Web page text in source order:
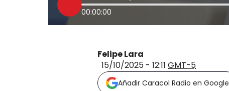
00:00:00
Felipe Lara
15/10/2025 - 12:11 GMT-5
Añadir Caracol Radio en Google